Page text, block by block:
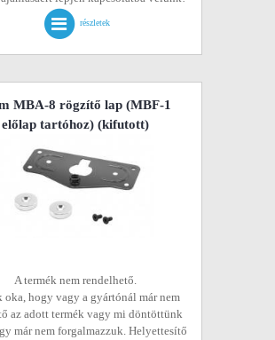
részletek
MBA-8 rögzítő lap (MBF-1
előlap tartóhoz) (kifutott)
A termék nem rendelhető.
oka, hogy vagy a gyártónál már nem
az adott termék vagy mi döntöttünk
már nem forgalmazzuk. Helyettesítő